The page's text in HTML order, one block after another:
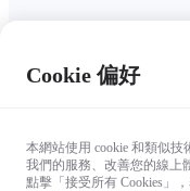
Cookie 偏好
本網站使用 cookie 和類似
我們的服務、改善您的線上
點擊「接受所有 Cookies」